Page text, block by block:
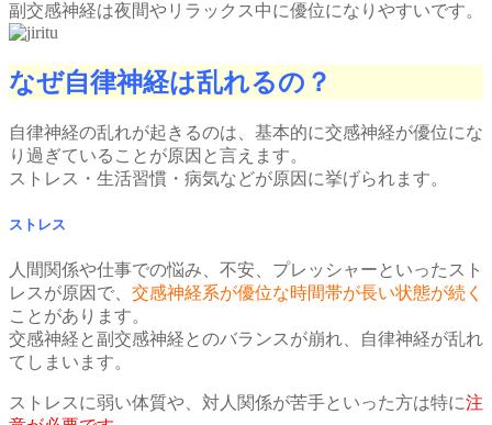
副交感神経は夜間やリラックス中に優位になりやすいです。
なぜ自律神経は乱れるの？
自律神経の乱れが起きるのは、基本的に交感神経が優位にな
り過ぎていることが原因と言えます。
ストレス・生活習慣・病気などが原因に挙げられます。
ストレス
人間関係や仕事での悩み、不安、プレッシャーといったスト
レスが原因で、 交感神経系が優位な時間帯が長い状態が続く
ことがあります。
交感神経と副交感神経とのバランスが崩れ、自律神経が乱れ
てしまいます。
ストレスに弱い体質や、対人関係が苦手といった方は特に注